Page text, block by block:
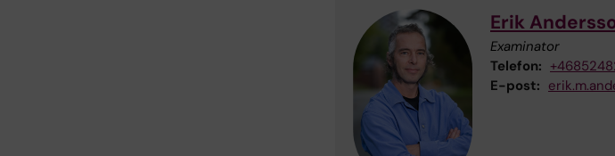
Erik
Examinator
Telefon:
E-post: